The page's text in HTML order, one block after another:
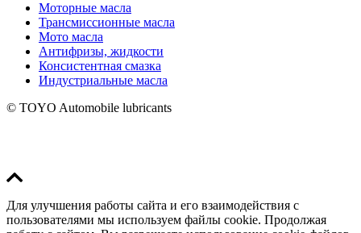
Моторные масла
Трансмиссионные масла
Мото масла
Антифризы, жидкости
Консистентная смазка
Индустриальные масла
© TOYO Automobile lubricants
Для улучшения работы сайта и его взаимодействия с
пользователями мы используем файлы cookie. Продолжая